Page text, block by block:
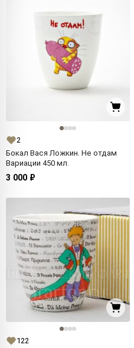
2
Бокал Вася Ложкин. Не отдам
Вариации 450 мл.
3 000 ₽
122